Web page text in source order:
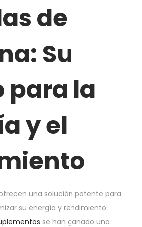
de
Su
para la
y el
una solución potente para
su energía y rendimiento.
se han ganado una